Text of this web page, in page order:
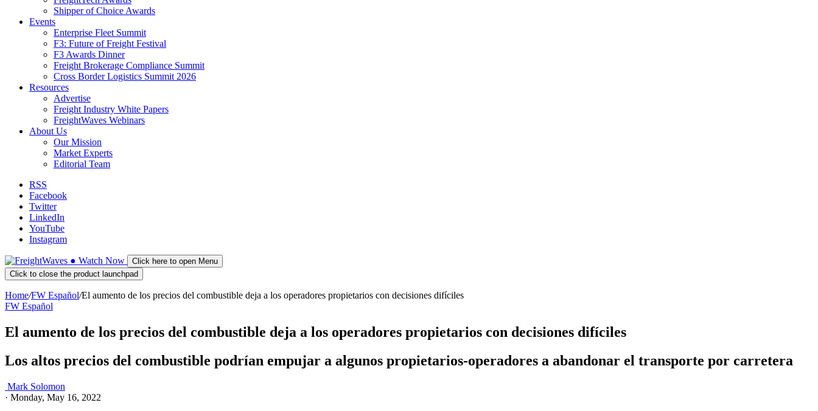
Shipper of Choice Awards
Events
Enterprise Fleet Summit
F3: Future of Freight Festival
F3 Awards Dinner
Freight Brokerage Compliance Summit
Cross Border Logistics Summit 2026
Resources
Advertise
Freight Industry White Papers
FreightWaves Webinars
About Us
Our Mission
Market Experts
Editorial Team
RSS
Facebook
Twitter
LinkedIn
YouTube
Instagram
● Watch Now
Click here to open Menu
Click to close the product launchpad
Home/FW Español/El aumento de los precios del combustible deja a los operadores propietarios con decisiones difíciles
FW Español
El aumento de los precios del combustible deja a los operadores propietarios con decisiones difíciles
Los altos precios del combustible podrían empujar a algunos propietarios-operadores a abandonar el transporte por carretera
Mark Solomon
· Monday, May 16, 2022